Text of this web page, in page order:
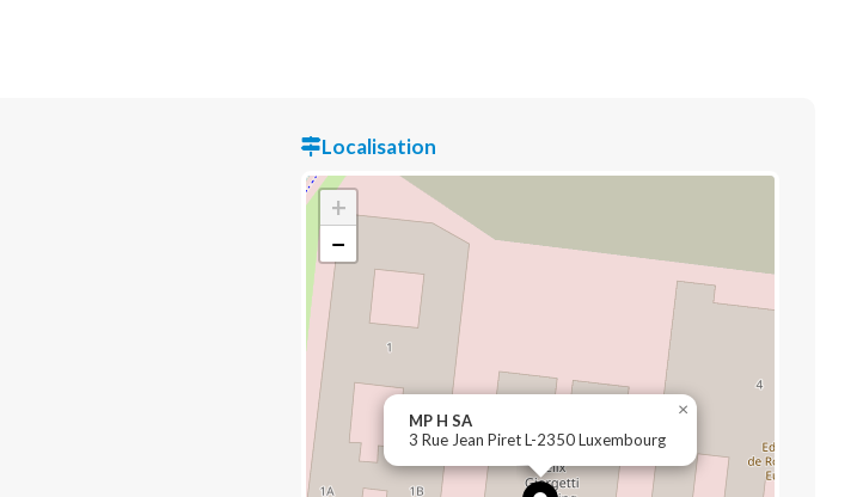
Localisation
MP H SA
3 Rue Jean Piret L-2350 Luxembourg
×
+
−